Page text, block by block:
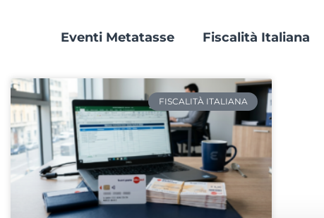
Eventi Metatasse Fiscalità Italiana
FISCALITÀ ITALIANA